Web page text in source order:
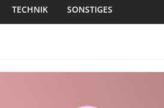
TECHNIK SONSTIGES